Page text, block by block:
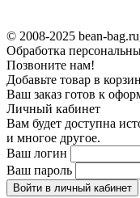
© 2008-2025 bean-
Обработка
Позвоните нам!
Добавьте товар в
Ваш заказ готов к
Личный кабинет
Вам будет доступна
и многое другое.
Ваш логин
Ваш пароль
Войти в личный кабинет